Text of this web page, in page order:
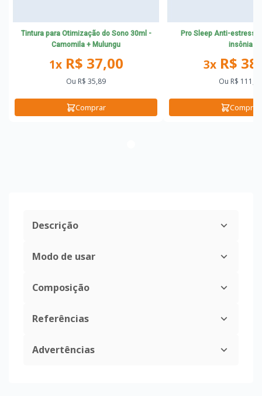
Tintura para Otimização do Sono 30ml -
Camomila + Mulungu
1xR$ 37,00
Ou R$ 35,89
Comprar
Pro Sleep Anti-estresse
insônia
3xR$
Ou R$ 111,36
Comprar
Descrição
Modo de usar
Composição
Referências
Advertências